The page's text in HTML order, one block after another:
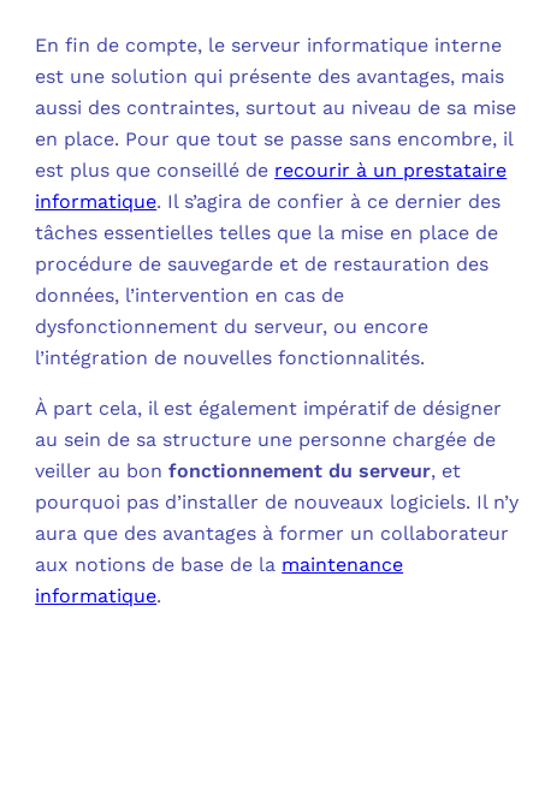
En fin de compte, le serveur informatique interne
est une solution qui présente des avantages, mais
aussi des contraintes, surtout au niveau de sa mise
en place. Pour que tout se passe sans encombre, il
est plus que conseillé de recourir à un prestataire
informatique. Il s’agira de confier à ce dernier des
tâches essentielles telles que la mise en place de
procédure de sauvegarde et de restauration des
données, l’intervention en cas de
dysfonctionnement du serveur, ou encore
l’intégration de nouvelles fonctionnalités.
À part cela, il est également impératif de désigner
au sein de sa structure une personne chargée de
veiller au bonfonctionnement du serveur, et
pourquoi pas d’installer de nouveaux logiciels. Il n’y
aura que des avantages à former un collaborateur
aux notions de base de la maintenance
informatique.